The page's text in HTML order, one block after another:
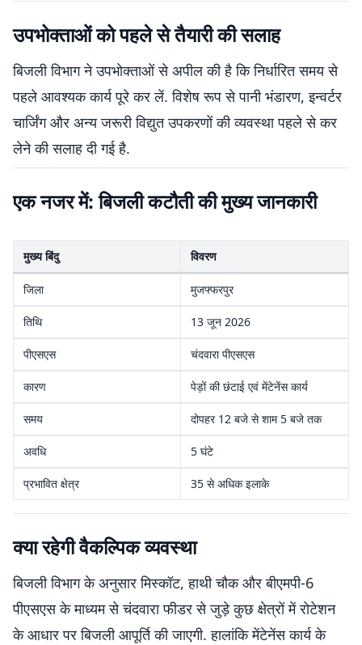
उपभोक्ताओं को पहले से तैयारी की सलाह
बिजली विभाग ने उपभोक्ताओं से अपील की है कि निर्धारित समय से
पहले आवश्यक कार्य पूरे कर लें. विशेष रूप से पानी भंडारण, इन्वर्टर
चार्जिंग और अन्य जरूरी विद्युत उपकरणों की व्यवस्था पहले से कर
लेने की सलाह दी गई है.
एक नजर में: बिजली कटौती की मुख्य जानकारी
मुख्य बिंदु विवरण
जिला मुजफ्फरपुर
तिथि 13 जून 2026
पीएसएस चंदवारा पीएसएस
कारण पेड़ों की छंटाई एवं मेंटेनेंस कार्य
समय दोपहर 12 बजे से शाम 5 बजे तक
अवधि 5 घंटे
प्रभावित क्षेत्र 35 से अधिक इलाके
क्या रहेगी वैकल्पिक व्यवस्था
बिजली विभाग के अनुसार मिस्कॉट, हाथी चौक और बीएमपी-6
पीएसएस के माध्यम से चंदवारा फीडर से जुड़े कुछ क्षेत्रों में रोटेशन
के आधार पर बिजली आपूर्ति की जाएगी. हालांकि मेंटेनेंस कार्य के